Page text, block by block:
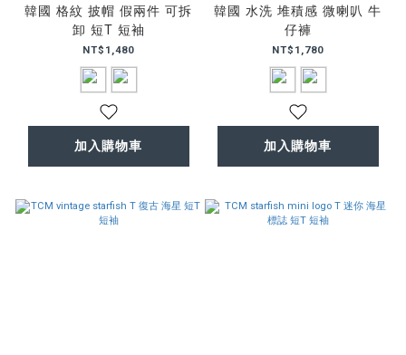
韓國 格紋 披帽 假兩件 可拆
卸 短T 短袖
NT$1,480
加入購物車
韓國 水洗 堆積感 微喇叭 牛
仔褲
NT$1,780
加入購物車